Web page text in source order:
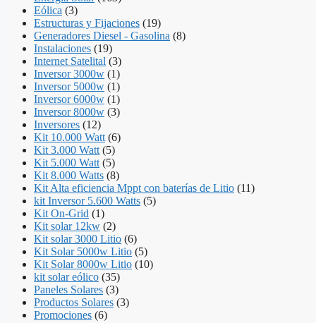
Eólica (3)
Estructuras y Fijaciones (19)
Generadores Diesel - Gasolina (8)
Instalaciones (19)
Internet Satelital (3)
Inversor 3000w (1)
Inversor 5000w (1)
Inversor 6000w (1)
Inversor 8000w (3)
Inversores (12)
Kit 10.000 Watt (6)
Kit 3.000 Watt (5)
Kit 5.000 Watt (5)
Kit 8.000 Watts (8)
Kit Alta eficiencia Mppt con baterías de Litio (11)
kit Inversor 5.600 Watts (5)
Kit On-Grid (1)
Kit solar 12kw (2)
Kit solar 3000 Litio (6)
Kit Solar 5000w Litio (5)
Kit Solar 8000w Litio (10)
kit solar eólico (35)
Paneles Solares (3)
Productos Solares (3)
Promociones (6)